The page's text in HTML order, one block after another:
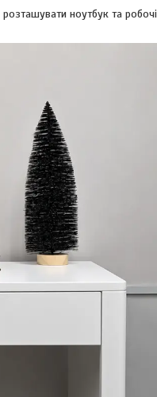
ноутбук та робочі